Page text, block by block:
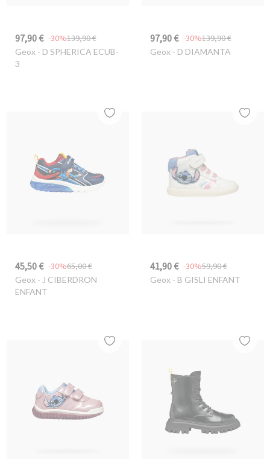
97,90 € 139,90 €
-30%
Geox- D SPHERICA ECUB-
3
97,90 € 139,90 €
-30%
Geox- D DIAMANTA
45,50 € 65,00 €
-30%
Geox- J CIBERDRON
ENFANT
41,90 € 59,90 €
-30%
Geox- B GISLI ENFANT